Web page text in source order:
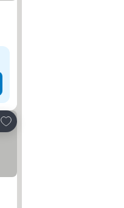
Føj til favoritter